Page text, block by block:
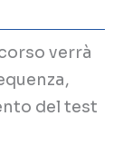
verrà
del test